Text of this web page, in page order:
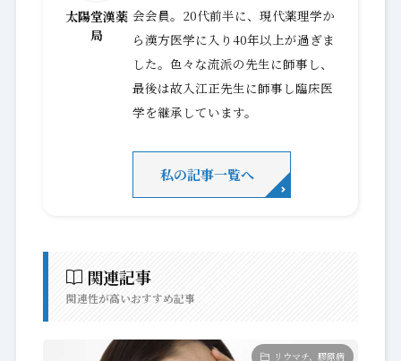
太陽堂漢薬
局
会会員。20代前半に、現代薬理学か
ら漢方医学に入り40年以上が過ぎま
した。色々な流派の先生に師事し、
最後は故入江正先生に師事し臨床医
学を継承しています。
私の記事一覧へ
関連記事
関連性が高いおすすめ記事
リウマチ、膠原病